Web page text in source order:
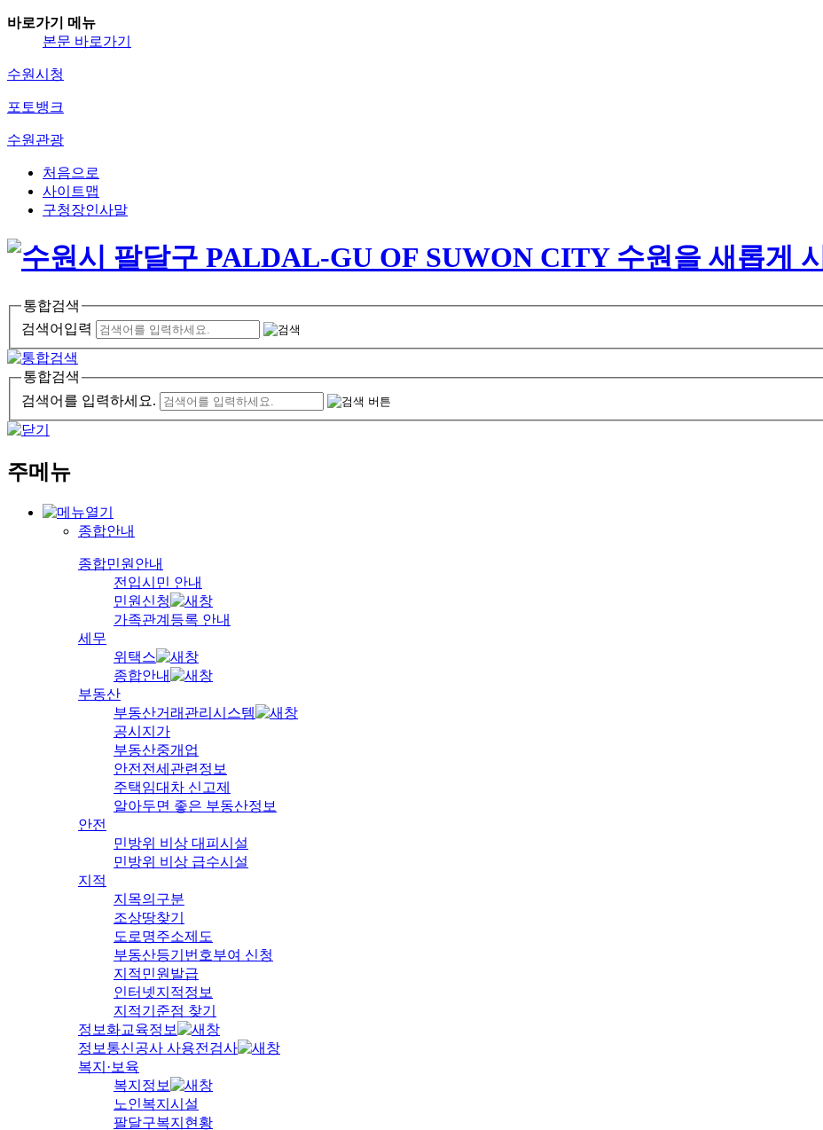
바로가기 메뉴
본문 바로가기
수원시청
포토뱅크
수원관광
처음으로
사이트맵
구청장인사말
통합검색
검색어입력
통합검색
검색어를 입력하세요.
주메뉴
종합안내
종합민원안내
전입시민 안내
민원신청
가족관계등록 안내
세무
위택스
종합안내
부동산
부동산거래관리시스템
공시지가
부동산중개업
안전전세관련정보
주택임대차 신고제
알아두면 좋은 부동산정보
안전
민방위 비상 대피시설
민방위 비상 급수시설
지적
지목의구분
조상땅찾기
도로명주소제도
부동산등기번호부여 신청
지적민원발급
인터넷지적정보
지적기준점 찾기
정보화교육정보
정보통신공사 사용전검사
복지·보육
복지정보
노인복지시설
팔달구복지현황